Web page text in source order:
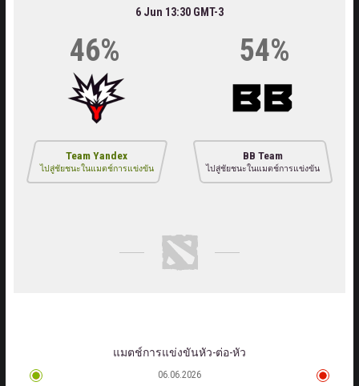
46%
Team Yandex
ไปสู่ชัยชนะในแมตช์การแข่งขัน
54%
BB Team
ไปสู่ชัยชนะในแมตช์การแข่งขัน
6 Jun 13:30 GMT-3
แมตช์การแข่งขันหัว-ต่อ-หัว
06.06.2026